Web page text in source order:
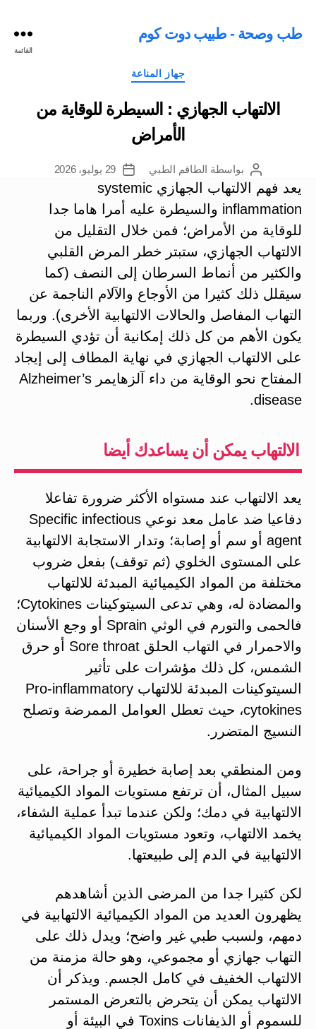
طب وصحة - طبيب دوت كوم
القائمة
التصنيفات
جهاز المناعة
الالتهاب الجهازي : السيطرة للوقاية من
الأمراض
كاتب
المقالة
بواسطة الطاقم الطبي
تاريخ
المقالة
29 يوليو، 2026
يعد فهم الالتهاب الجهازي systemic
inflammation والسيطرة عليه أمرا هاما جدا
للوقاية من الأمراض؛ فمن خلال التقليل من
الالتهاب الجهازي، ستبتر خطر المرض القلبي
والكثير من أنماط السرطان إلى النصف (كما
سيقلل ذلك كثيرا من الأوجاع والآلام الناجمة عن
التهاب المفاصل والحالات الالتهابية الأخرى). وربما
يكون الأهم من كل ذلك إمكانية أن تؤدي السيطرة
على الالتهاب الجهازي في نهاية المطاف إلى إيجاد
المفتاح نحو الوقاية من داء آلزهايمر Alzheimer’s
disease.
الالتهاب يمكن أن يساعدك أيضا
يعد الالتهاب عند مستواه الأكثر ضرورة تفاعلا
دفاعيا ضد عامل معد نوعي Specific infectious
agent أو سم أو إصابة؛ وتدار الاستجابة الالتهابية
على المستوى الخلوي (ثم توقف) بفعل ضروب
مختلفة من المواد الكيميائية المبدئة للالتهاب
والمضادة له، وهي تدعى السيتوكينات Cytokines؛
فالحمى والتورم في الوثي Sprain أو وجع الأسنان
والاحمرار في التهاب الحلق Sore throat أو حرق
الشمس، كل ذلك مؤشرات على تأثير
السيتوكينات المبدئة للالتهاب Pro-inflammatory
cytokines، حيث تعطل العوامل الممرضة وتصلح
النسيج المتضرر.
ومن المنطقي بعد إصابة خطيرة أو جراحة، على
سبيل المثال، أن ترتفع مستويات المواد الكيميائية
الالتهابية في دمك؛ ولكن عندما تبدأ عملية الشفاء،
يخمد الالتهاب، وتعود مستويات المواد الكيميائية
الالتهابية في الدم إلى طبيعتها.
لكن كثيرا جدا من المرضى الذين أشاهدهم
يظهرون العديد من المواد الكيميائية الالتهابية في
دمهم، ولسبب طبي غير واضح؛ ويدل ذلك على
التهاب جهازي أو مجموعي، وهو حالة مزمنة من
الالتهاب الخفيف في كامل الجسم. ويذكر أن
الالتهاب يمكن أن يتحرض بالتعرض المستمر
للسموم أو الذيفانات Toxins في البيئة أو